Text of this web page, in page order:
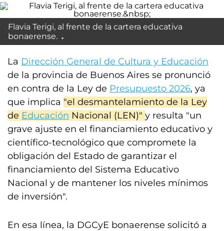
Flavia Terigi, al frente de la cartera educativa
bonaerense.
La Dirección General de Cultura y Educación
de la provincia de Buenos Aires se pronunció
en contra de la Ley de Presupuesto 2026, ya
que implica "el desmantelamiento de la Ley
de Educación Nacional (LEN)" y resulta "un
grave ajuste en el financiamiento educativo y
científico-tecnológico que compromete la
obligación del Estado de garantizar el
financiamiento del Sistema Educativo
Nacional y de mantener los niveles mínimos
de inversión".
En esa línea, la DGCyE bonaerense solicitó a